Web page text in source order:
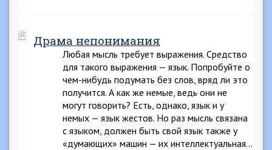
Драма непонимания
Любая мысль требует выражения. Средство
для такого выражения — язык. Попробуйте о
чем-нибудь подумать без слов, вряд ли это
получится. А как же немые, ведь они не
могут говорить? Есть, однако, язык и у
немых — язык жестов. Но раз мысль связана
с языком, должен быть свой язык также у
«думающих» машин — их интеллектуальная…